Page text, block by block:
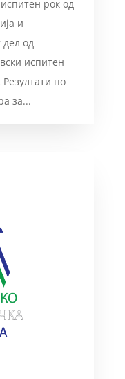
рок од
и
од
испитен
по
за...